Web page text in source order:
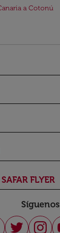
a Cotonú
FLYER
Síguenos